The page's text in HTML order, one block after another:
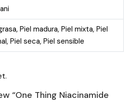
, Piel madura, Piel mixta, Piel
, Piel seca, Piel sensible
“One Thing Niacinamide